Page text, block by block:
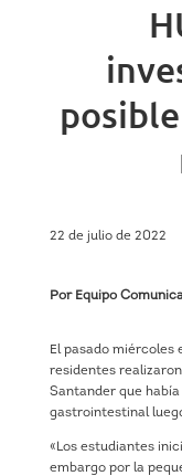
22 de julio de 2022
Por Equipo
El pasado miércoles
residentes
Santander que
gastrointestinal
«Los estudiantes
embargo por la